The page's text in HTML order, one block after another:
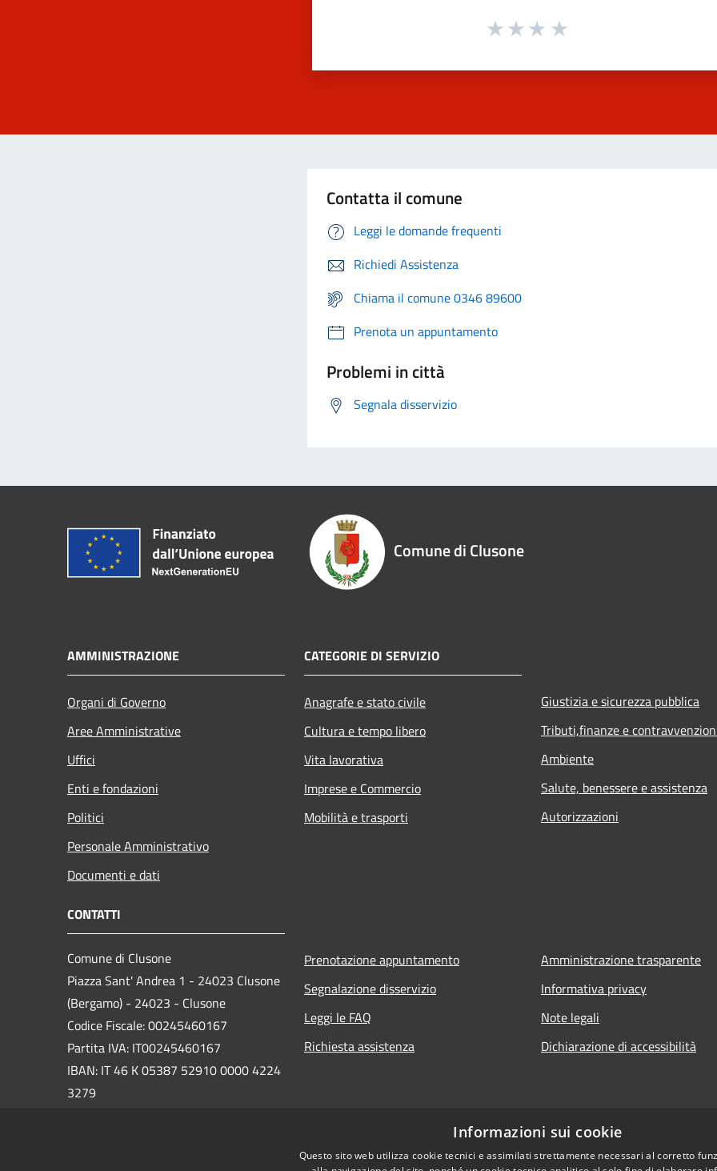
Contatta il comune
Leggi le domande frequenti
Richiedi Assistenza
Chiama il comune 0346 89600
Prenota un appuntamento
Problemi in città
Segnala disservizio
Comune di Clusone
AMMINISTRAZIONE
Organi di Governo
Aree Amministrative
Uffici
Enti e fondazioni
Politici
Personale Amministrativo
Documenti e dati
CATEGORIE DI SERVIZIO
Anagrafe e stato civile
Cultura e tempo libero
Vita lavorativa
Imprese e Commercio
Mobilità e trasporti
Giustizia e sicurezza pubblica
Tributi,finanze e
Ambiente
Salute, benessere e assistenza
Autorizzazioni
CONTATTI
Comune di Clusone
Piazza Sant' Andrea 1 - 24023 Clusone
(Bergamo) - 24023 - Clusone
Codice Fiscale: 00245460167
Partita IVA: IT00245460167
IBAN: IT 46 K 05387 52910 0000 4224
3279
Prenotazione appuntamento
Segnalazione disservizio
Leggi le FAQ
Richiesta assistenza
Amministrazione trasparente
Informativa privacy
Note legali
Dichiarazione di accessibilità
Informazioni sui cookie
Questo sito web utilizza cookie tecnici e assimilati strettamente necessari al corretto